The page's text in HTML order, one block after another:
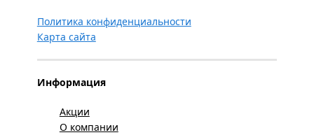
Политика конфиденциальности
Карта сайта
Информация
Акции
О компании